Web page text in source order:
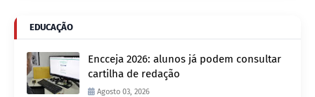
EDUCAÇÃO
Encceja 2026: alunos já podem consultar
cartilha de redação
Agosto 03, 2026